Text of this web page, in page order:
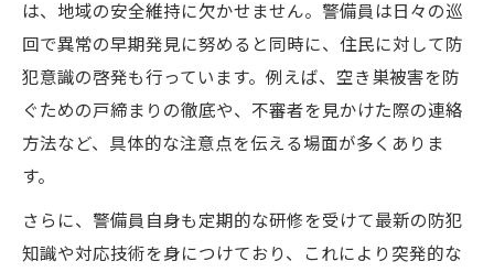
は、地域の安全維持に欠かせません。警備員は日々の巡
回で異常の早期発見に努めると同時に、住民に対して防
犯意識の啓発も行っています。例えば、空き巣被害を防
ぐための戸締まりの徹底や、不審者を見かけた際の連絡
方法など、具体的な注意点を伝える場面が多くありま
す。
さらに、警備員自身も定期的な研修を受けて最新の防犯
知識や対応技術を身につけており、これにより突発的な